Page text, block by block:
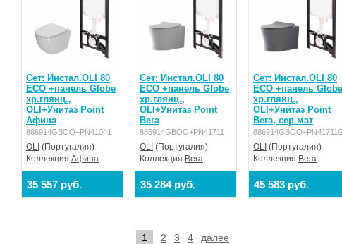
Сет: Инстал.OLI 80
ECO +панель Globe
хр.глянц.,
OLI+Унитаз Point
Афина
886914GBOO+PN41041
OLI (Португалия)
Коллекция Афина
35 557 руб.
Сет: Инстал.OLI 80
ECO +панель Globe
хр.глянц.,
OLI+Унитаз Point
Вега
886914GBOO+PN41711
OLI (Португалия)
Коллекция Вега
35 284 руб.
Сет: Инстал.OLI 80
ECO +панель Globe
хр.глянц.,
OLI+Унитаз Point
Вега, сер мат
OLI (Португалия)
Коллекция Вега
45 583 руб.
1 2 3 4 далее